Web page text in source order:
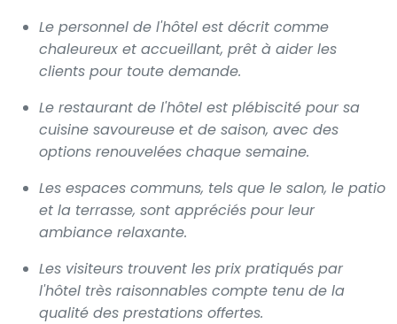
Le personnel de l'hôtel est décrit comme
chaleureux et accueillant, prêt à aider les
clients pour toute demande.
Le restaurant de l'hôtel est plébiscité pour sa
cuisine savoureuse et de saison, avec des
options renouvelées chaque semaine.
Les espaces communs, tels que le salon, le patio
et la terrasse, sont appréciés pour leur
ambiance relaxante.
Les visiteurs trouvent les prix pratiqués par
l'hôtel très raisonnables compte tenu de la
qualité des prestations offertes.